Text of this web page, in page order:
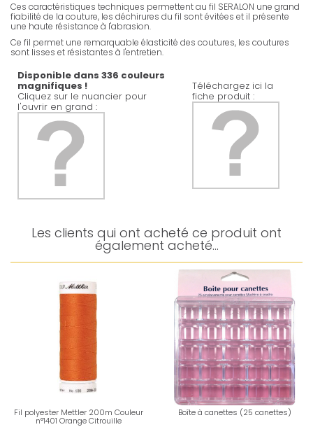
Ces caractéristiques techniques permettent au fil SERALON une grand
fiabilité de la couture, les déchirures du fil sont évitées et il présente
une haute résistance à l'abrasion.
Ce fil permet une remarquable élasticité des coutures, les coutures
sont lisses et résistantes à l'entretien.
Disponible dans 336 couleurs
magnifiques !
Cliquez sur le nuancier pour
l'ouvrir en grand :
Téléchargez ici la
fiche produit :
Les clients qui ont acheté ce produit ont
également acheté...
Fil polyester Mettler 200m Couleur
n°1401 Orange Citrouille
Boîte à canettes (25 canettes)